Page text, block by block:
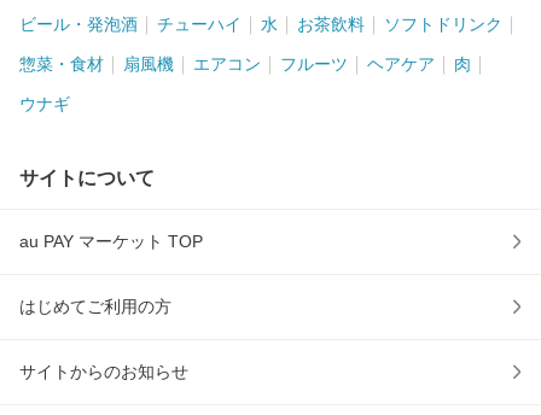
ビール・発泡酒 チューハイ 水 お茶飲料 ソフトドリンク
惣菜・食材 扇風機 エアコン フルーツ ヘアケア 肉
ウナギ
サイトについて
au PAY マーケット TOP
はじめてご利用の方
サイトからのお知らせ